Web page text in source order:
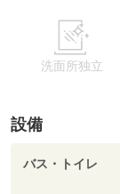
洗面所独立
設備
バス・トイレ